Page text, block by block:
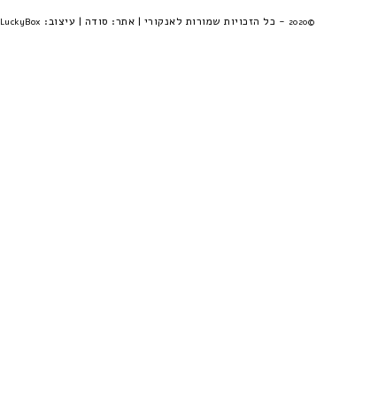
©2020 - כל הזכויות שמורות לאנקורי | אתר: סודה | עיצוב: LuckyBox. הצהרת פרטיות